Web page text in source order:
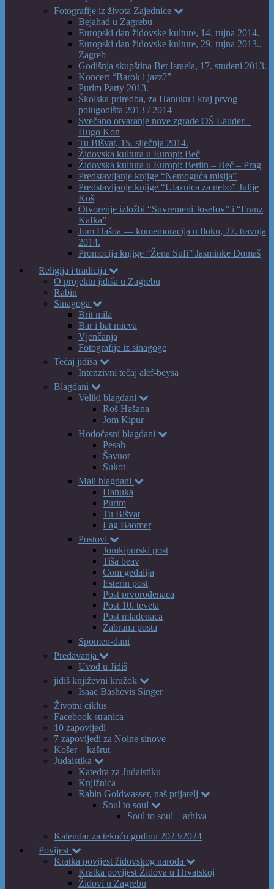
Fotografije iz života Zajednice
Bejahad u Zagrebu
Europski dan židovske kulture, 14. rujna 2014.
Europski dan židovske kulture, 29. rujna 2013.,
Zagreb
Godišnja skupština Bet Israela, 17. studeni 2013.
Koncert “Barok i jazz?”
Purim Party 2013.
Školska priredba, za Hanuku i kraj prvog
polugodišta 2013 / 2014
Svečano otvaranje nove zgrade OŠ Lauder –
Hugo Kon
Tu Bišvat, 15. siječnja 2014.
Židovska kultura u Europi: Beč
Židovska kultura u Europi: Berlin – Beč – Prag
Predstavljanje knjige “Nemoguća misija”
Predstavljanje knjige “Ulaznica za nebo” Julije
Koš
Otvorenje izložbi “Suvremeni Josefov” i “Franz
Kafka”
Jom Hašoa — komemoracija u Iloku, 27. travnja
2014.
Promocija knjige “Žena Sufi” Jasminke Domaš
Religija i tradicija
O projektu jidiša u Zagrebu
Rabin
Sinagoga
Brit mila
Bar i bat micva
Vjenčanja
Fotografije iz sinagoge
Tečaj jidiša
Intenzivni tečaj alef-beysa
Blagdani
Veliki blagdani
Roš Hašana
Jom Kipur
Hodočasni blagdani
Pesah
Šavuot
Sukot
Mali blagdani
Hanuka
Purim
Tu Bišvat
Lag Baomer
Postovi
Jomkipurski post
Tiša beav
Com gedalija
Esterin post
Post prvorođenaca
Post 10. teveta
Post mladenaca
Zabrana posta
Spomen-dani
Predavanja
Uvod u Jidiš
jidiš književni kružok
Isaac Bashevis Singer
Životni ciklus
Facebook stranica
10 zapovijedi
7 zapovijedi za Noine sinove
Košer – kašrut
Judaistika
Katedra za Judaistiku
Knjižnica
Rabin Goldwasser, naš prijatelj
Soul to soul
Soul to soul – arhiva
Kalendar za tekuću godinu 2023/2024
Povijest
Kratka povijest židovskog naroda
Kratka povijest Židova u Hrvatskoj
Židovi u Zagrebu